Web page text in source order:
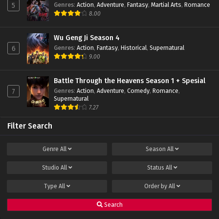
Swallowed Star Season 2 Episode 34 Subtitle
Swallowed Star Season 2 Episode 33 Subtitle
Indonesia
Swallowed Star Season 2 Episode 32 Subtitle
Indonesia
Eps 32 - October 19, 2022
Eps 31 - October 12, 2022
Swallowed Star Season 2 Episode 30 Subtitle
Eps 30 - October 7, 2022
Swallowed Star Season 2 Episode 29 Subtitle
5 Genres: Action, Adventure, Fantasy, Martial Arts, Romance
8.00
6
Wu Geng Ji Season 4
Genres: Action, Fantasy, Historical, Supernatural
9.00
7
Battle Through the Heavens Season 1 + Spesial
Genres: Action, Adventure, Comedy, Romance,
Supernatural
7.27
Filter Search
Genre All Season All
Studio All Status All
Type All Order by All
Search